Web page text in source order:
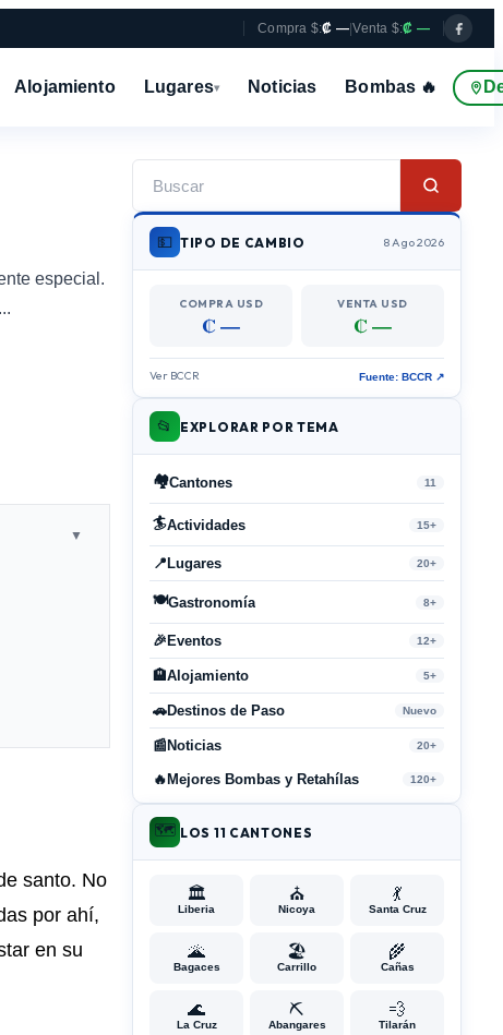
Compra $:₡ — |Venta $:₡ —
Alojamiento Lugares▾ Noticias Bombas 🔥
especial.
▼
santo. No
por ahí,
en su
💵 TIPO DE CAMBIO 8 Ago 2026
COMPRA USD
₡ —
VENTA USD
₡ —
Ver BCCR Fuente: BCCR ↗
📂 EXPLORAR POR TEMA
🏘️Cantones 11
🏄Actividades 15+
📍 Lugares 20+
🍽️Gastronomía 8+
🎉 Eventos 12+
🏨Alojamiento 5+
🚗Destinos de Paso Nuevo
📰 Noticias 20+
🔥 Mejores Bombas y Retahílas 120+
🗺️ LOS 11 CANTONES
🏛️
Liberia
⛪
Nicoya
💃
Santa Cruz
🌋
Bagaces
🏖️
Carrillo
🌾
Cañas
🌊
La Cruz
⛏️
Abangares
💨
Tilarán